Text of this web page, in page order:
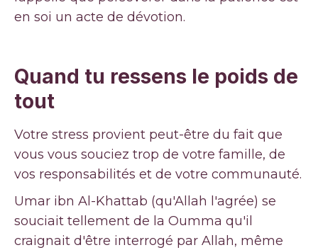
en soi un acte de dévotion.
Quand tu ressens le poids de
tout
Votre stress provient peut-être du fait que
vous vous souciez trop de votre famille, de
vos responsabilités et de votre communauté.
Umar ibn Al-Khattab (qu'Allah l'agrée) se
souciait tellement de la Oumma qu'il
craignait d'être interrogé par Allah, même